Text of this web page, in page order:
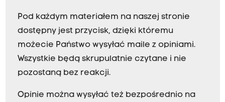
Pod każdym materiałem na naszej stronie
dostępny jest przycisk, dzięki któremu
możecie Państwo wysyłać maile z opiniami.
Wszystkie będą skrupulatnie czytane i nie
pozostaną bez reakcji.
Opinie można wysyłać też bezpośrednio na